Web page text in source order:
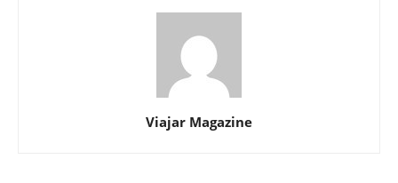
Viajar Magazine